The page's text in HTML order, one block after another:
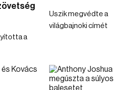
a
Uszik megvédte a
világbajnoki címét